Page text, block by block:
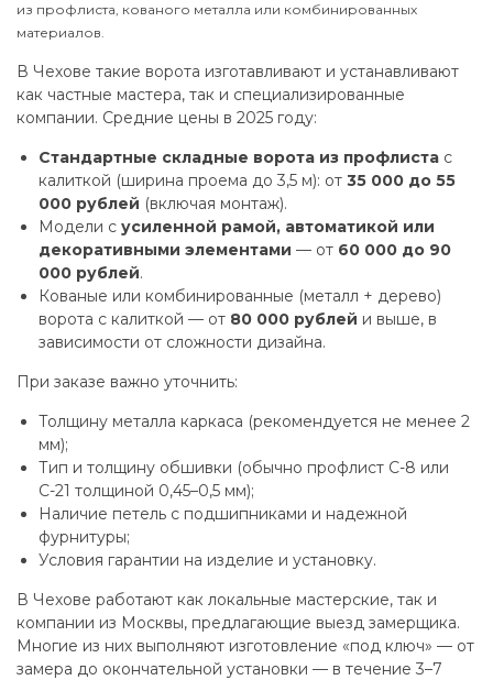
из профлиста, кованого металла или комбинированных
материалов.
В Чехове такие ворота изготавливают и устанавливают
как частные мастера, так и специализированные
компании. Средние цены в 2025 году:
Стандартные складные ворота из профлиста с
калиткой (ширина проема до 3,5 м): от 35 000 до 55
000 рублей (включая монтаж).
Модели с усиленной рамой, автоматикой или
декоративными элементами — от 60 000 до 90
000 рублей.
Кованые или комбинированные (металл + дерево)
ворота с калиткой — от 80 000 рублей и выше, в
зависимости от сложности дизайна.
При заказе важно уточнить:
Толщину металла каркаса (рекомендуется не менее 2
мм);
Тип и толщину обшивки (обычно профлист С-8 или
С-21 толщиной 0,45–0,5 мм);
Наличие петель с подшипниками и надежной
фурнитуры;
Условия гарантии на изделие и установку.
В Чехове работают как локальные мастерские, так и
компании из Москвы, предлагающие выезд замерщика.
Многие из них выполняют изготовление «под ключ» — от
замера до окончательной установки — в течение 3–7